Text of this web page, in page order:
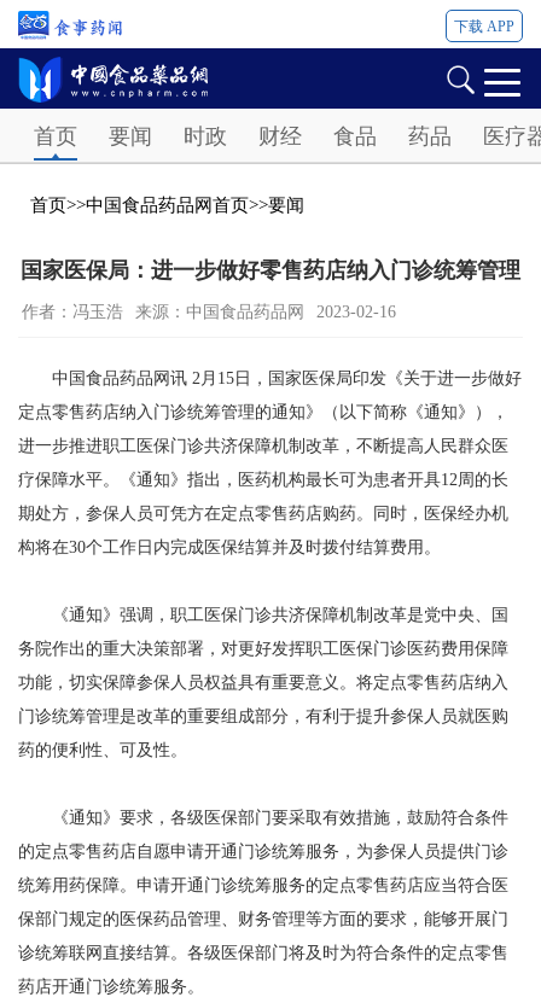
下载 APP
首页 要闻 时政 财经 食品 药品 医疗
首页>>中国食品药品网首页>>要闻
国家医保局：进一步做好零售药店纳入门诊统筹管理
作者：冯玉浩 来源：中国食品药品网 2023-02-16
中国食品药品网讯 2月15日，国家医保局印发《关于进一步做好
定点零售药店纳入门诊统筹管理的通知》（以下简称《通知》），
进一步推进职工医保门诊共济保障机制改革，不断提高人民群众医
疗保障水平。《通知》指出，医药机构最长可为患者开具12周的长
期处方，参保人员可凭方在定点零售药店购药。同时，医保经办机
构将在30个工作日内完成医保结算并及时拨付结算费用。
《通知》强调，职工医保门诊共济保障机制改革是党中央、国
务院作出的重大决策部署，对更好发挥职工医保门诊医药费用保障
功能，切实保障参保人员权益具有重要意义。将定点零售药店纳入
门诊统筹管理是改革的重要组成部分，有利于提升参保人员就医购
药的便利性、可及性。
《通知》要求，各级医保部门要采取有效措施，鼓励符合条件
的定点零售药店自愿申请开通门诊统筹服务，为参保人员提供门诊
统筹用药保障。申请开通门诊统筹服务的定点零售药店应当符合医
保部门规定的医保药品管理、财务管理等方面的要求，能够开展门
诊统筹联网直接结算。各级医保部门将及时为符合条件的定点零售
药店开通门诊统筹服务。